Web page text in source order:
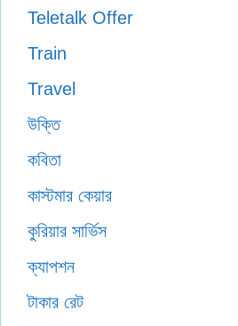
Teletalk Offer
Train
Travel
উক্তি
কবিতা
কাস্টমার কেয়ার
কুরিয়ার সার্ভিস
ক্যাপশন
টাকার রেট